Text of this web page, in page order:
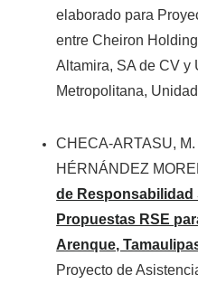
elaborado para
entre Cheiron
Altamira, SA de CV y
Metropolitana,
CHECA-ARTASU,
HÉRNÁNDEZ
de Responsabilidad
Propuestas RSE
Arenque,
Proyecto de